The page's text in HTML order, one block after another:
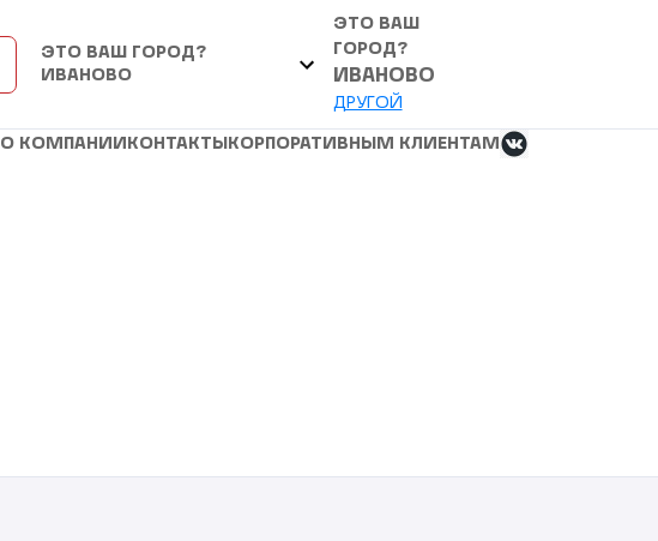
ЭТО ВАШ ГОРОД?
ИВАНОВО
ЭТО ВАШ
ГОРОД?
ИВАНОВО
ДРУГОЙ
О КОМПАНИИ КОНТАКТЫ КОРПОРАТИВНЫМ КЛИЕНТАМ